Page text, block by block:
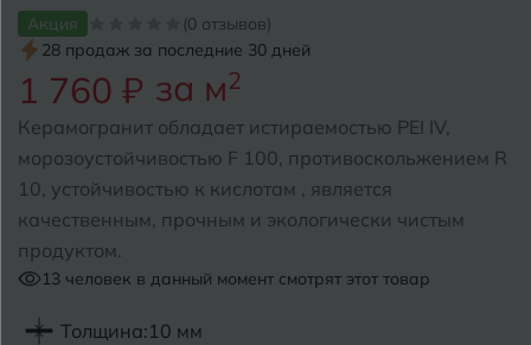
Акция
(0 отзывов)
28 продаж за последние 30 дней
1 760 ₽ за м2
Керамогранит обладает истираемостью PEI IV,
морозоустойчивостью F 100, противоскольжением R
10, устойчивостью к кислотам , является
качественным, прочным и экологически чистым
продуктом.
13 человек в данный момент смотрят этот товар
Толщина:10 мм
Барнаул
Белгород
Белореченск
Боровичи
Брянск
Бугульма
Ростов-на-Дону
Рыбинск
Рязань